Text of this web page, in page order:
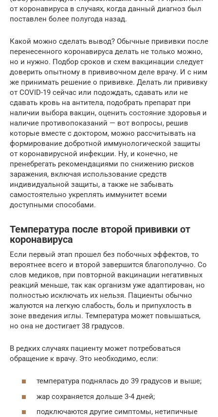
от коронавируса в случаях, когда данный диагноз был
поставлен более полугода назад.
Какой можно сделать вывод? Обычные прививки после
перенесенного коронавируса делать не только можно,
но и нужно. Подбор сроков и схем вакцинации следует
доверить опытному в прививочном деле врачу. И с ним
же принимать решение о прививке. Делать ли прививку
от COVID-19 сейчас или подождать, сдавать или не
сдавать кровь на антитела, подобрать препарат при
наличии выбора вакцин, оценить состояние здоровья и
наличие противопоказаний — вот вопросы, решив
которые вместе с доктором, можно рассчитывать на
формирование добротной иммунологической защиты
от коронавирусной инфекции. Ну, и конечно, не
пренебрегать рекомендациями по снижению рисков
заражения, включая использование средств
индивидуальной защиты, а также не забывать
самостоятельно укреплять иммунитет всеми
доступными способами.
Температура после второй прививки от
коронавируса
Если первый этап прошел без побочных эффектов, то
вероятнее всего и второй завершится благополучно. Со
слов медиков, при повторной вакцинации негативных
реакций меньше, так как организм уже адаптирован, но
полностью исключать их нельзя. Пациенты обычно
жалуются на легкую слабость, боль и припухлость в
зоне введения иглы. Температура может повышаться,
но она не достигает 38 градусов.
В редких случаях пациенту может потребоваться
обращение к врачу. Это необходимо, если:
температура поднялась до 39 градусов и выше;
жар сохраняется дольше 3-4 дней;
подключаются другие симптомы, нетипичные